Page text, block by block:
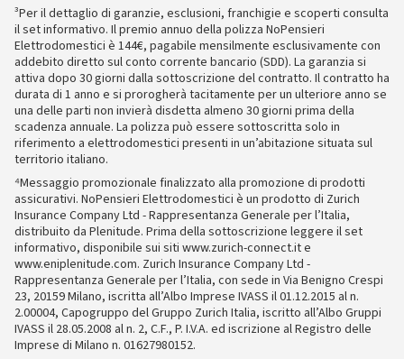
³Per il dettaglio di garanzie, esclusioni, franchigie e scoperti consulta
il set informativo. Il premio annuo della polizza NoPensieri
Elettrodomestici è 144€, pagabile mensilmente esclusivamente con
addebito diretto sul conto corrente bancario (SDD). La garanzia si
attiva dopo 30 giorni dalla sottoscrizione del contratto. Il contratto ha
durata di 1 anno e si prorogherà tacitamente per un ulteriore anno se
una delle parti non invierà disdetta almeno 30 giorni prima della
scadenza annuale. La polizza può essere sottoscritta solo in
riferimento a elettrodomestici presenti in un’abitazione situata sul
territorio italiano.
⁴Messaggio promozionale finalizzato alla promozione di prodotti
assicurativi. NoPensieri Elettrodomestici è un prodotto di Zurich
Insurance Company Ltd - Rappresentanza Generale per l’Italia,
distribuito da Plenitude. Prima della sottoscrizione leggere il set
informativo, disponibile sui siti www.zurich-connect.it e
www.eniplenitude.com. Zurich Insurance Company Ltd -
Rappresentanza Generale per l’Italia, con sede in Via Benigno Crespi
23, 20159 Milano, iscritta all’Albo Imprese IVASS il 01.12.2015 al n.
2.00004, Capogruppo del Gruppo Zurich Italia, iscritto all’Albo Gruppi
IVASS il 28.05.2008 al n. 2, C.F., P. I.V.A. ed iscrizione al Registro delle
Imprese di Milano n. 01627980152.